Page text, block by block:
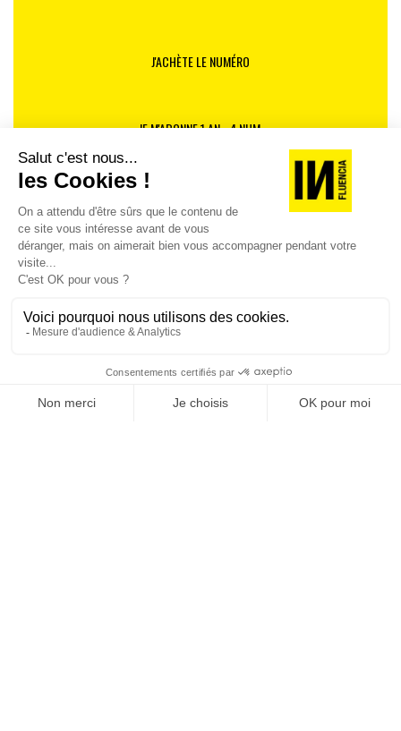
J'ACHÈTE LE NUMÉRO
JE M'ABONNE 1 AN - 4 NUM.
JE DÉCOUVRE LES NUMÉROS PRÉCÉDENTS
Je suis déjà abonné(e) :je consulte la revue en